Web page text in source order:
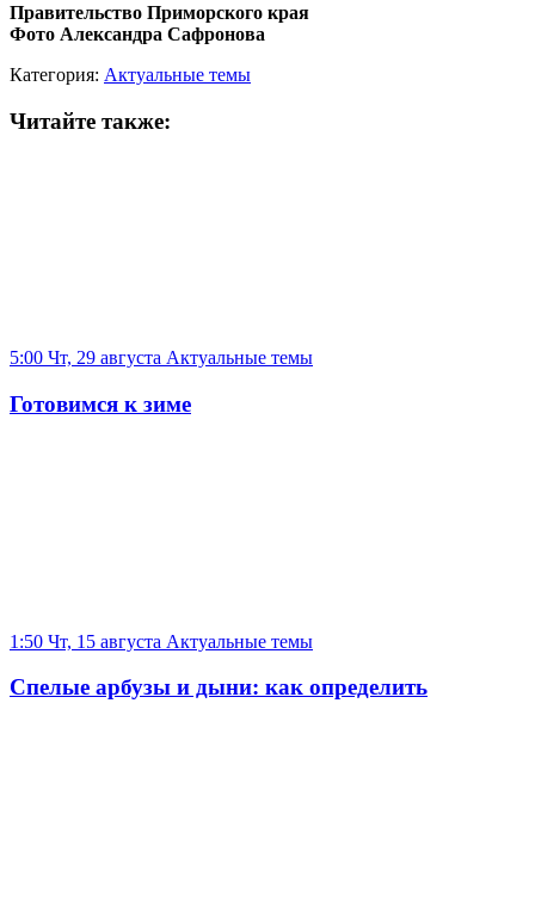
Правительство Приморского края
Фото Александра Сафронова
Категория: Актуальные темы
Читайте также:
5:00 Чт, 29 августа Актуальные темы
Готовимся к зиме
1:50 Чт, 15 августа Актуальные темы
Спелые арбузы и дыни: как определить